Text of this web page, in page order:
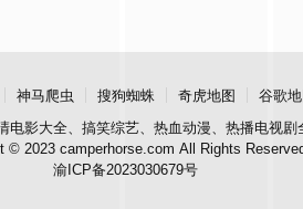
神马爬虫 搜狗蜘蛛 奇虎地图 谷歌
电影大全、搞笑综艺、热血动漫、热播电视剧
© 2023 camperhorse.com All Rights
渝ICP备2023030679号